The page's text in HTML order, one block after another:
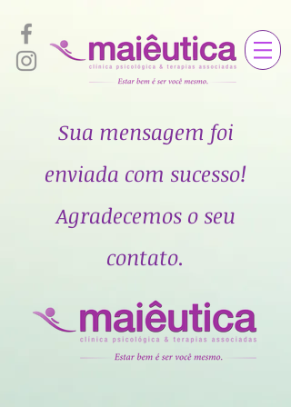
Sua mensagem foi
enviada com sucesso!
Agradecemos o seu
contato.